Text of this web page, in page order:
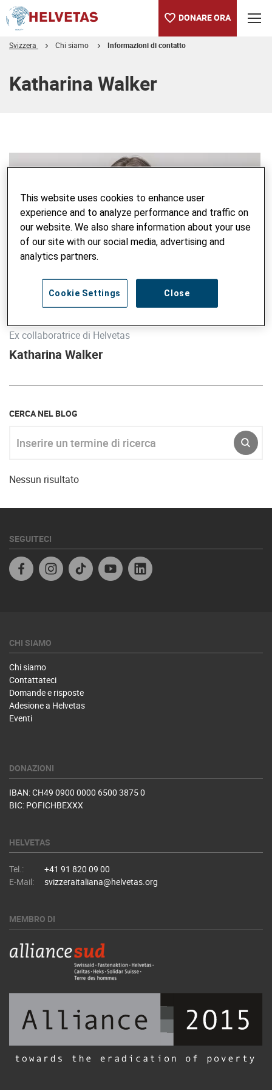
DONARE ORA
Svizzera Chi siamo Informazioni di contatto
Katharina Walker
Ex collaboratrice di Helvetas
Katharina Walker
CERCA NEL BLOG
INVIA
Nessun risultato
SEGUITECI
Facebook ITInstagramTikTok Youtube
CHI SIAMO
Chi siamo
Contattateci
Domande e risposte
Adesione a Helvetas
Eventi
DONAZIONI
IBAN: CH49 0900 0000 6500 3875 0
BIC: POFICHBEXXX
HELVETAS
Tel.:
+41 91 820 09 00
E-Mail:
svizzeraitaliana@helvetas.org
MEMBRO DI
This website uses cookies to enhance user
experience and to analyze performance and traffic on
our website. We also share information about your use
of our site with our social media, advertising and
analytics partners.
Close
Cookie Settings